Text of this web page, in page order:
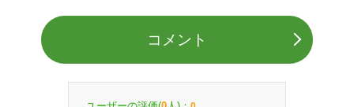
コメント